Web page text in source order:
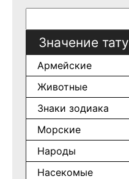
Значение тату
Армейские
Животные
Знаки зодиака
Морские
Народы
Насекомые